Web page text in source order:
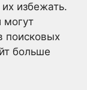
избежать.
могут
поисковых
больше